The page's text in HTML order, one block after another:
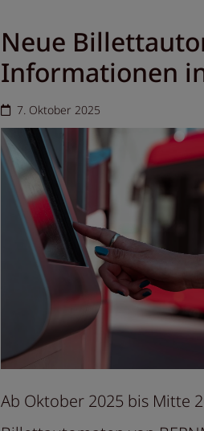
Neue
Informationen
7. Oktober 2025
Ab Oktober 2025 bis Mitte